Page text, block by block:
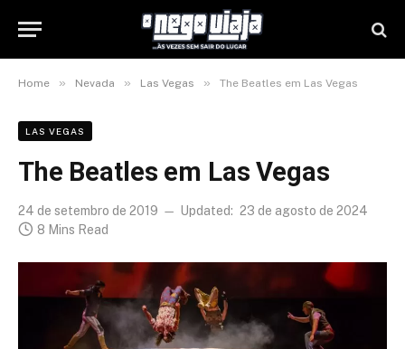
Home » Nevada » Las Vegas » The Beatles em Las Vegas
LAS VEGAS
The Beatles em Las Vegas
24 de setembro de 2019 Updated: 23 de agosto de 2024
8 Mins Read